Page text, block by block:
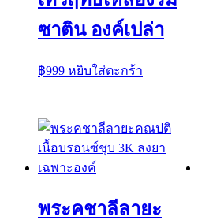
ซาติน องค์เปล่า
฿999 หยิบใส่ตะกร้า
พระคชาลีลายะ